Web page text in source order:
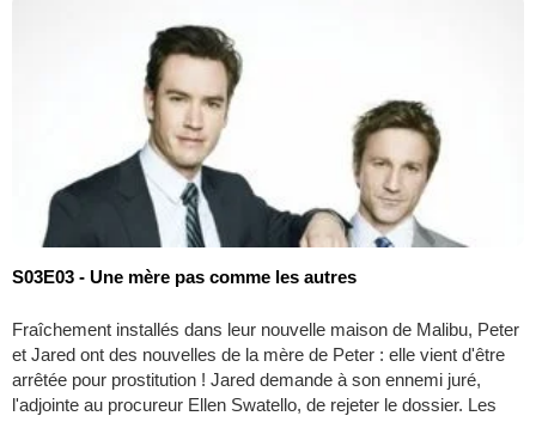
S03E03 - Une mère pas comme les autres
Fraîchement installés dans leur nouvelle maison de Malibu, Peter
et Jared ont des nouvelles de la mère de Peter : elle vient d'être
arrêtée pour prostitution ! Jared demande à son ennemi juré,
l'adjointe au procureur Ellen Swatello, de rejeter le dossier. Les